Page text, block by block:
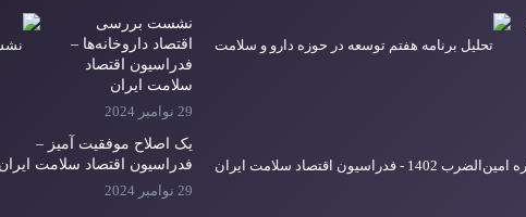
نشست بررسی
اقتصاد داروخانه‌ها –
فدراسیون اقتصاد
سلامت ایران
29 نوامبر 2024
یک اصلاح موفقیت آمیز –
فدراسیون اقتصاد سلامت
29 نوامبر 2024